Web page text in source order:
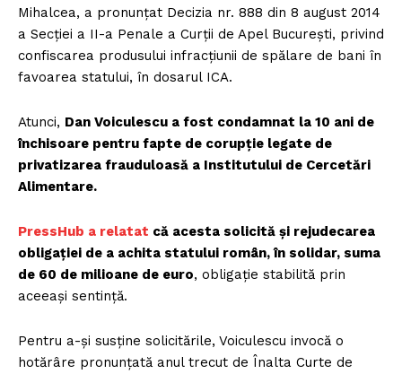
Mihalcea, a pronunțat Decizia nr. 888 din 8 august 2014
a Secției a II-a Penale a Curții de Apel București, privind
confiscarea produsului infracțiunii de spălare de bani în
favoarea statului, în dosarul ICA.
Atunci, Dan Voiculescu a fost condamnat la 10 ani de
închisoare pentru fapte de corupție legate de
privatizarea frauduloasă a Institutului de Cercetări
Alimentare.
PressHub a relatat că acesta solicită și rejudecarea
obligației de a achita statului român, în solidar, suma
de 60 de milioane de euro, obligație stabilită prin
aceeași sentință.
Pentru a-și susține solicitările, Voiculescu invocă o
hotărâre pronunțată anul trecut de Înalta Curte de